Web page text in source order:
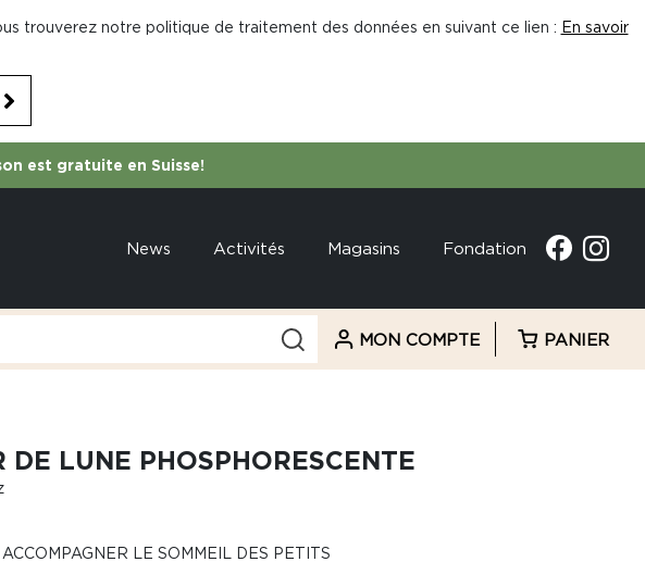
trouverez notre politique de traitement des données en suivant ce lien : En savoir
est gratuite en Suisse!
News Activités Magasins Fondation
MON COMPTE PANIER
DE LUNE PHOSPHORESCENTE
LE SOMMEIL DES PETITS